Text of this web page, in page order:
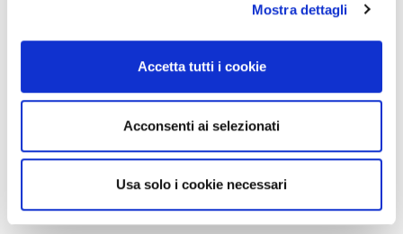
Mostra dettagli
Accetta tutti i cookie
Acconsenti ai selezionati
Usa solo i cookie necessari